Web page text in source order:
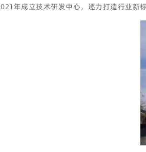
年成立技术研发中心，逐力打造行业新